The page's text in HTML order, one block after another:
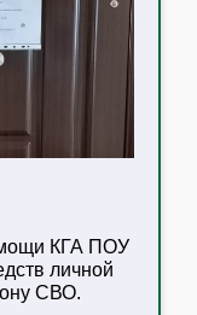
КГА ПОУ
личной
СВО.